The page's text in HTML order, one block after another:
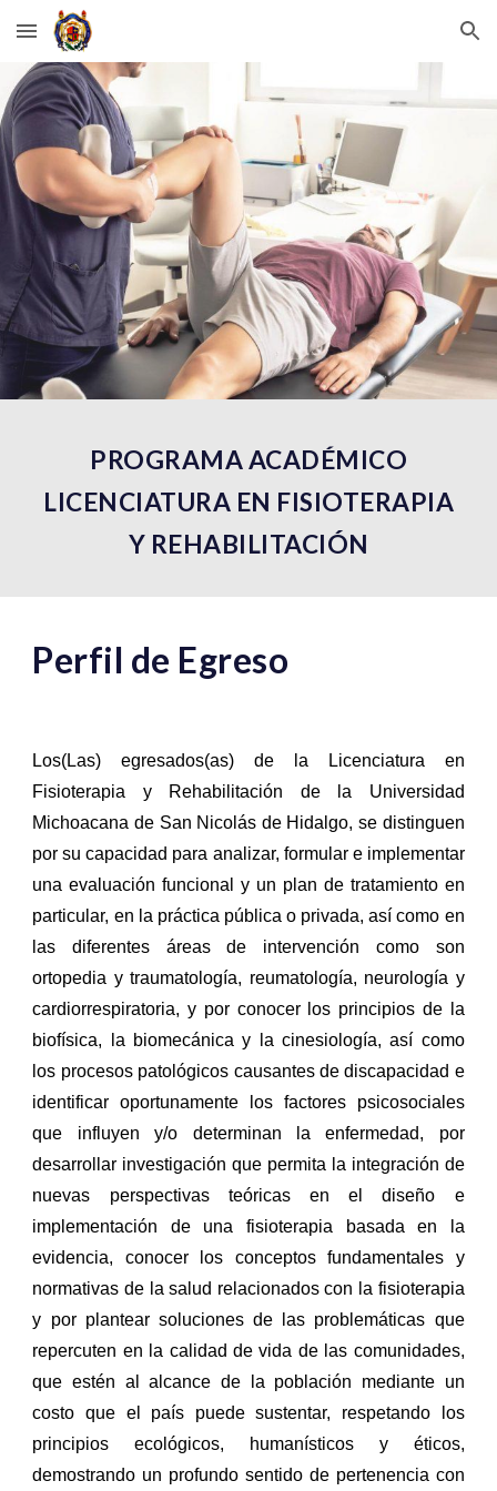
Skip to main content Skip to navigation
PROGRAMA ACADÉMICO
LICENCIATURA EN FISIOTERAPIA
Y REHABILITACIÓN
Perfil de Egreso
Los(Las) egresados(as) de la Licenciatura en
Fisioterapia y Rehabilitación de la Universidad
Michoacana de San Nicolás de Hidalgo, se distinguen
por su capacidad para analizar, formular e implementar
una evaluación funcional y un plan de tratamiento en
particular, en la práctica pública o privada, así como en
las diferentes áreas de intervención como son
ortopedia y traumatología, reumatología, neurología y
cardiorrespiratoria, y por conocer los principios de la
biofísica, la biomecánica y la cinesiología, así como
los procesos patológicos causantes de discapacidad e
identificar oportunamente los factores psicosociales
que influyen y/o determinan la enfermedad, por
desarrollar investigación que permita la integración de
nuevas perspectivas teóricas en el diseño e
implementación de una fisioterapia basada en la
evidencia, conocer los conceptos fundamentales y
normativas de la salud relacionados con la fisioterapia
y por plantear soluciones de las problemáticas que
repercuten en la calidad de vida de las comunidades,
que estén al alcance de la población mediante un
costo que el país puede sustentar, respetando los
principios ecológicos, humanísticos y éticos,
demostrando un profundo sentido de pertenencia con